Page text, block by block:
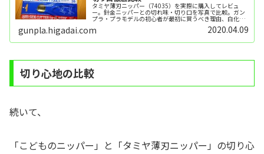
タミヤ薄刃ニッパー（74035）を実際に購入してレビュ
ー。針金ニッパーとの切れ味・切り口を写真で比較。ガン
プラ・プラモデルの初心者が最初に買うべき理由、白化・
gunpla.higadai.com 2020.04.09
切り心地の比較
続いて、
「こどものニッパー」と「タミヤ薄刃ニッパー」の切り心